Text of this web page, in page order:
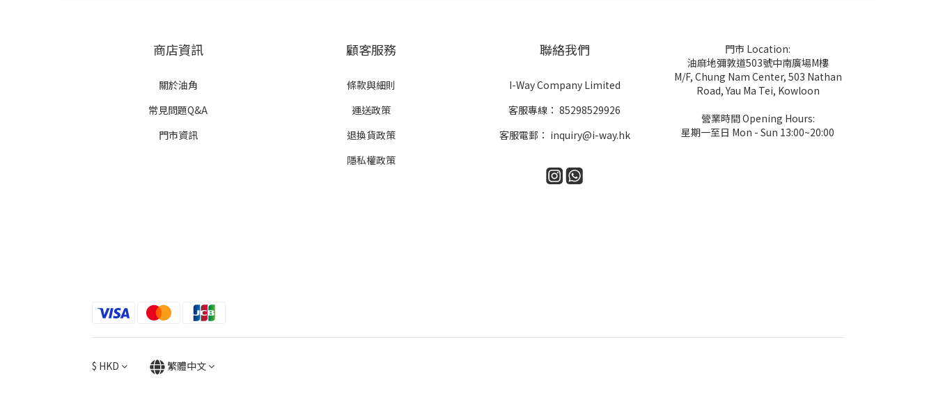
商店資訊
關於油角
常見問題Q&A
門市資訊
顧客服務
條款與細則
運送政策
退換貨政策
隱私權政策
聯絡我們
I-Way Company Limited
客服專線：85298529926
客服電郵： inquiry@i-way.hk
門市 Location:
油麻地彌敦道503號中南廣場M樓
M/F, Chung Nam Center, 503 Nathan
Road, Yau Ma Tei, Kowloon
營業時間 Opening Hours:
星期一至日 Mon - Sun 13:00~20:00
$ HKD 繁體中文